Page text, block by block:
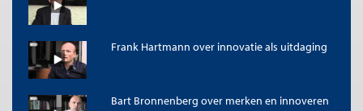
Frank Hartmann over innovatie als uitdaging
Bart Bronnenberg over merken en innoveren